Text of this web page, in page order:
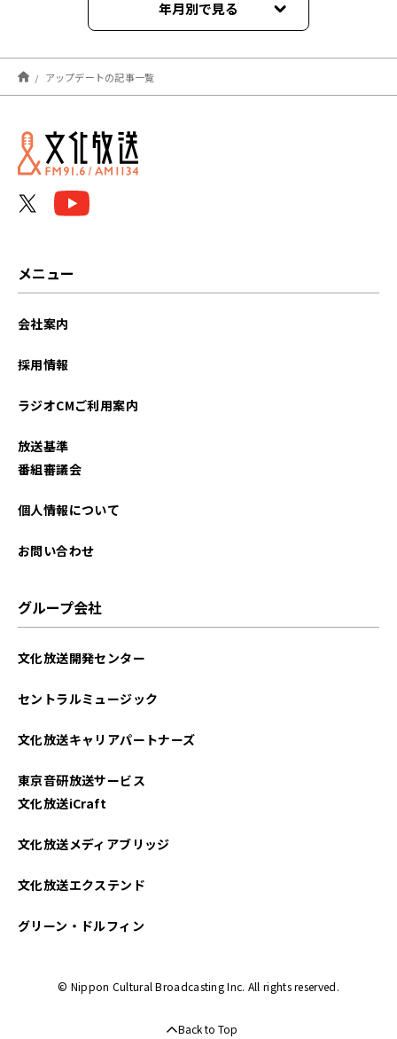
年月別で見る
2026年08月
2026年07月
2026年06月
2025年09月
2025年06月
2025年01月
2024年12月
2024年11月
アップデートの記事一覧
メニュー
会社案内
採用情報
ラジオCMご利用案内
放送基準
番組審議会
個人情報について
お問い合わせ
グループ会社
文化放送開発センター
セントラルミュージック
文化放送キャリアパートナーズ
東京音研放送サービス
文化放送iCraft
文化放送メディアブリッジ
文化放送エクステンド
グリーン・ドルフィン
© Nippon Cultural Broadcasting Inc. All rights reserved.
Back to Top